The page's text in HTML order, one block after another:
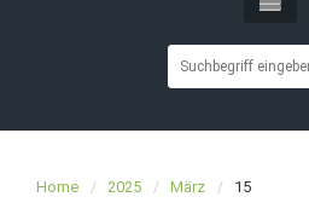
Home 2025 März 15